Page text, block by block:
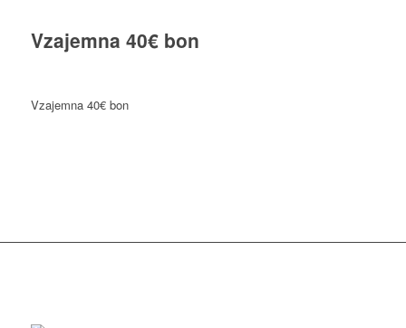
Vzajemna 40€ bon
Vzajemna 40€ bon